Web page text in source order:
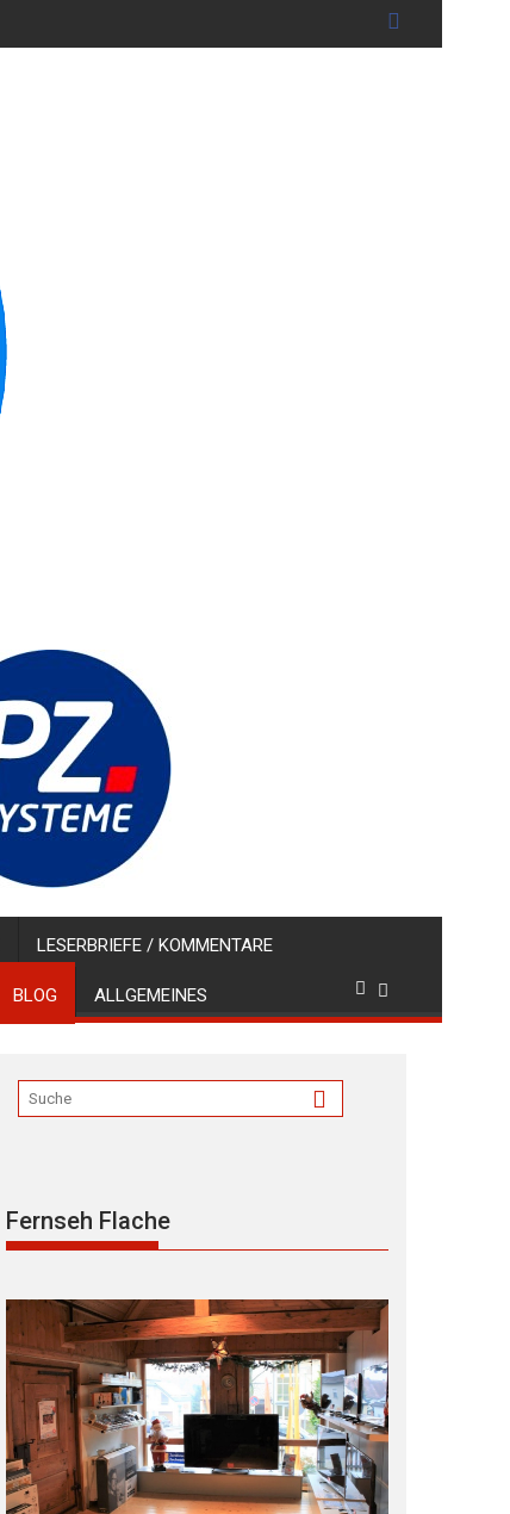
LESERBRIEFE / KOMMENTARE
BLOG ALLGEMEINES
Fernseh Flache